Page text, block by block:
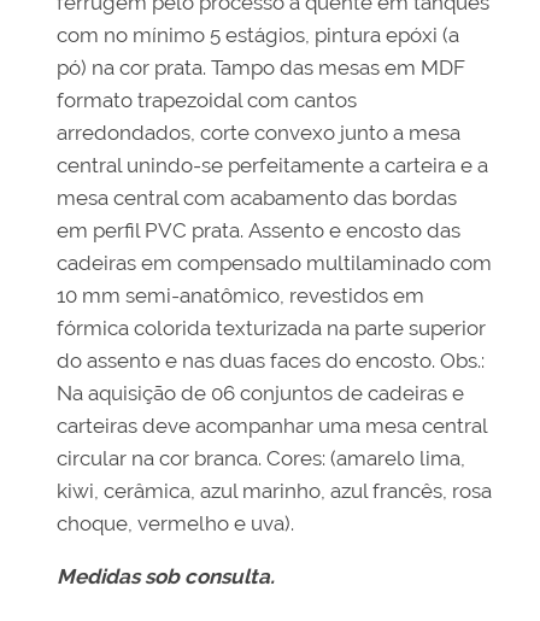
com no mínimo 5 estágios, pintura epóxi (a
pó) na cor prata. Tampo das mesas em MDF
formato trapezoidal com cantos
arredondados, corte convexo junto a mesa
central unindo-se perfeitamente a carteira e a
mesa central com acabamento das bordas
em perfil PVC prata. Assento e encosto das
cadeiras em compensado multilaminado com
10 mm semi-anatômico, revestidos em
fórmica colorida texturizada na parte superior
do assento e nas duas faces do encosto. Obs.:
Na aquisição de 06 conjuntos de cadeiras e
carteiras deve acompanhar uma mesa central
circular na cor branca. Cores: (amarelo lima,
kiwi, cerâmica, azul marinho, azul francês, rosa
choque, vermelho e uva).
Medidas sob consulta.